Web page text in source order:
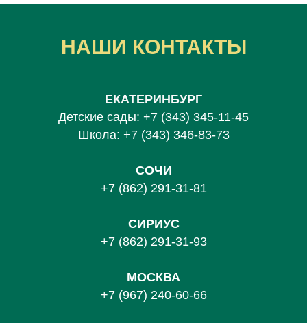
НАШИ КОНТАКТЫ
ЕКАТЕРИНБУРГ
Детские сады: +7 (343) 345-11-45
Школа: +7 (343) 346-83-73
СОЧИ
+7 (862) 291-31-81
СИРИУС
+7 (862) 291-31-93
МОСКВА
+7 (967) 240-60-66